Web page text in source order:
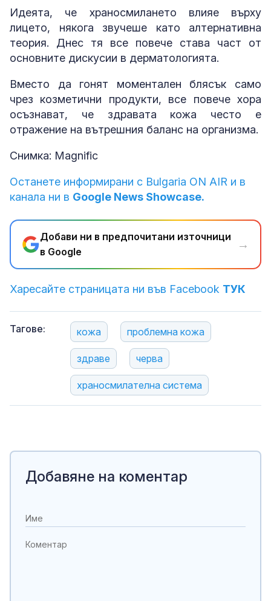
Идеята, че храносмилането влияе върху
лицето, някога звучеше като алтернативна
теория. Днес тя все повече става част от
основните дискусии в дерматологията.
Вместо да гонят моментален блясък само
чрез козметични продукти, все повече хора
осъзнават, че здравата кожа често е
отражение на вътрешния баланс на организма.
Снимка: Magnific
Останете информирани с Bulgaria ON AIR и в
канала ни в Google News Showcase.
Добави ни в предпочитани източници
в Google
→
Харесайте страницата ни във Facebook ТУК
Тагове: кожа проблемна кожа
здраве черва
храносмилателна система
Добавяне на коментар